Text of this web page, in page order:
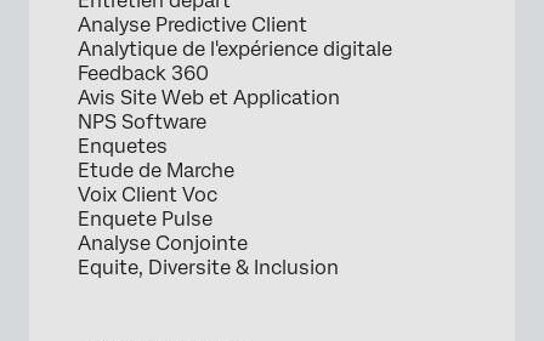
Analyse Predictive Client
Analytique de l'expérience digitale
Feedback 360
Avis Site Web et Application
NPS Software
Enquetes
Etude de Marche
Voix Client Voc
Enquete Pulse
Analyse Conjointe
Equite, Diversite & Inclusion